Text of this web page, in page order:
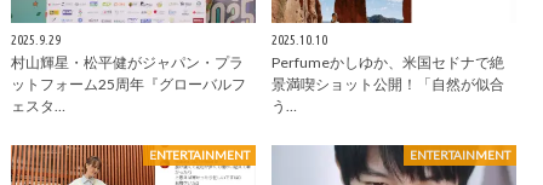
2025.9.29
村山輝星・松平健がジャパン・プラ
ットフォーム25周年『グローバルフ
ェスタ…
2025.10.10
Perfumeかしゆか、米国セドナで絶
景満喫ショット公開！「自然が似合
う…
ENTERTAINMENT ENTERTAINMENT